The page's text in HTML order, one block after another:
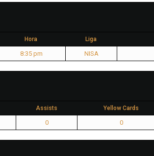
Hora Liga
8:35 pm NISA
Assists Yellow Cards
0 0